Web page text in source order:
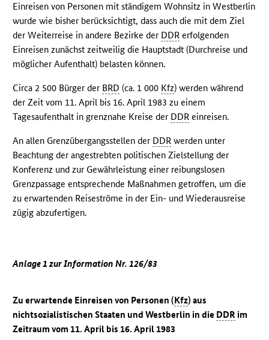
Einreisen von Personen mit ständigem Wohnsitz in Westberlin
wurde wie bisher berücksichtigt, dass auch die mit dem Ziel
der Weiterreise in andere Bezirke der DDR erfolgenden
Einreisen zunächst zeitweilig die Hauptstadt (Durchreise und
möglicher Aufenthalt) belasten können.
Circa 2 500 Bürger der BRD (ca. 1 000 Kfz) werden während
der Zeit vom 11. April bis 16. April 1983 zu einem
Tagesaufenthalt in grenznahe Kreise der DDR einreisen.
An allen Grenzübergangsstellen der DDR werden unter
Beachtung der angestrebten politischen Zielstellung der
Konferenz und zur Gewährleistung einer reibungslosen
Grenzpassage entsprechende Maßnahmen getroffen, um die
zu erwartenden Reiseströme in der Ein- und Wiederausreise
zügig abzufertigen.
Anlage 1 zur Information Nr. 126/83
Zu erwartende Einreisen von Personen (Kfz) aus
nichtsozialistischen Staaten und Westberlin in die DDR im
Zeitraum vom 11. April bis 16. April 1983